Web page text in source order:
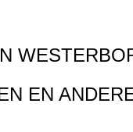
EN